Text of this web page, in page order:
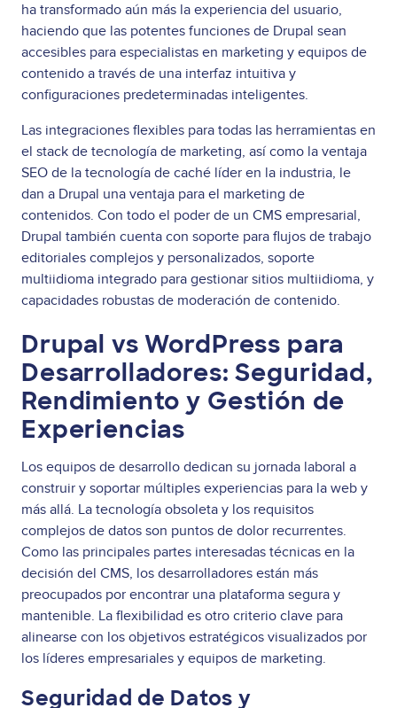
ha transformado aún más la experiencia del usuario,
haciendo que las potentes funciones de Drupal sean
accesibles para especialistas en marketing y equipos de
contenido a través de una interfaz intuitiva y
configuraciones predeterminadas inteligentes.
Las integraciones flexibles para todas las herramientas en
el stack de tecnología de marketing, así como la ventaja
SEO de la tecnología de caché líder en la industria, le
dan a Drupal una ventaja para el marketing de
contenidos. Con todo el poder de un CMS empresarial,
Drupal también cuenta con soporte para flujos de trabajo
editoriales complejos y personalizados, soporte
multiidioma integrado para gestionar sitios multiidioma, y
capacidades robustas de moderación de contenido.
Drupal vs WordPress para
Desarrolladores: Seguridad,
Rendimiento y Gestión de
Experiencias
Los equipos de desarrollo dedican su jornada laboral a
construir y soportar múltiples experiencias para la web y
más allá. La tecnología obsoleta y los requisitos
complejos de datos son puntos de dolor recurrentes.
Como las principales partes interesadas técnicas en la
decisión del CMS, los desarrolladores están más
preocupados por encontrar una plataforma segura y
mantenible. La flexibilidad es otro criterio clave para
alinearse con los objetivos estratégicos visualizados por
los líderes empresariales y equipos de marketing.
Seguridad de Datos y